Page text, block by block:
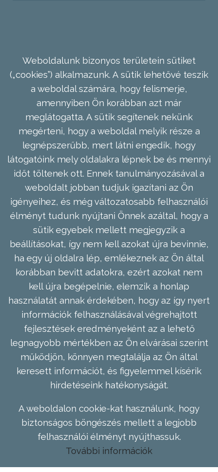
Weboldalunk bizonyos területein sütiket
(„cookies”) alkalmazunk. A sütik lehetővé teszik
a weboldal számára, hogy felismerje,
amennyiben Ön korábban azt már
meglátogatta. A sütik segítenek nekünk
megérteni, hogy a weboldal melyik része a
legnépszerűbb, mert látni engedik, hogy
látogatóink mely oldalakra lépnek be és mennyi
időt töltenek ott. Ennek tanulmányozásával a
weboldalt jobban tudjuk igazítani az Ön
igényeihez, és még változatosabb felhasználói
élményt tudunk nyújtani Önnek azáltal, hogy a
sütik egyebek mellett megjegyzik a
beállításokat, így nem kell azokat újra bevinnie,
ha egy új oldalra lép, emlékeznek az Ön által
korábban bevitt adatokra, ezért azokat nem
kell újra begépelnie, elemzik a honlap
használatát annak érdekében, hogy az így nyert
információk felhasználásával végrehajtott
fejlesztések eredményeként az a lehető
legnagyobb mértékben az Ön elvárásai szerint
működjön, könnyen megtalálja az Ön által
keresett információt, és figyelemmel kísérik
hirdetéseink hatékonyságát.
A weboldalon cookie-kat használunk, hogy
biztonságos böngészés mellett a legjobb
felhasználói élményt nyújthassuk.
További információk